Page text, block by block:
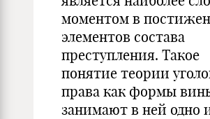
моментом в
элементов состава
преступления. Такое
понятие теории
права как формы
занимают в ней одно